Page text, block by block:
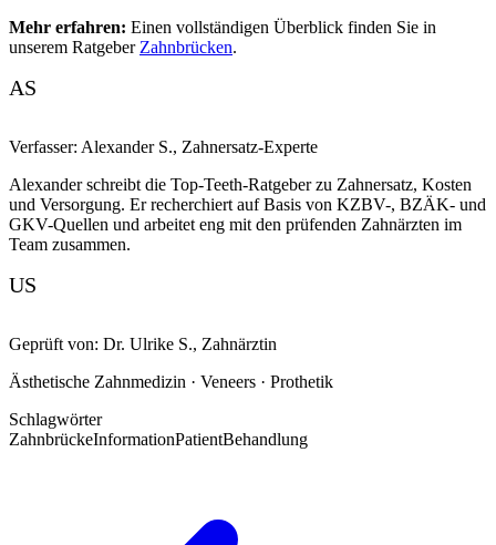
Mehr erfahren: Einen vollständigen Überblick finden Sie in
unserem Ratgeber Zahnbrücken.
AS
Verfasser: Alexander S., Zahnersatz-Experte
Alexander schreibt die Top-Teeth-Ratgeber zu Zahnersatz, Kosten
und Versorgung. Er recherchiert auf Basis von KZBV-, BZÄK- und
GKV-Quellen und arbeitet eng mit den prüfenden Zahnärzten im
Team zusammen.
US
Geprüft von: Dr. Ulrike S., Zahnärztin
Ästhetische Zahnmedizin · Veneers · Prothetik
Schlagwörter
ZahnbrückeInformationPatientBehandlung